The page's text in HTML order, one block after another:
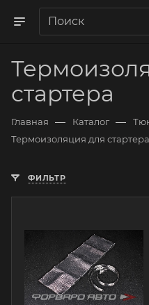
стартера
Главная — Каталог —
Термоизоляция для стартера
ФИЛЬТР